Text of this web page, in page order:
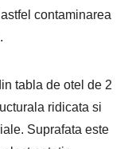
contaminarea
tabla de otel de 2
ridicata si
Suprafata este